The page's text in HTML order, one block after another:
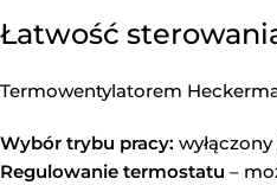
Łatwość
Termowentylatorem
Wybór trybu pracy:
Regulowanie termostatu –